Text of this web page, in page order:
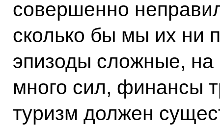
совершенно
сколько бы мы их ни
эпизоды сложные, на
много сил, финансы
туризм должен